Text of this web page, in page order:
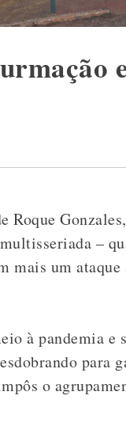
Roque
–
mais um
à pandemia
o